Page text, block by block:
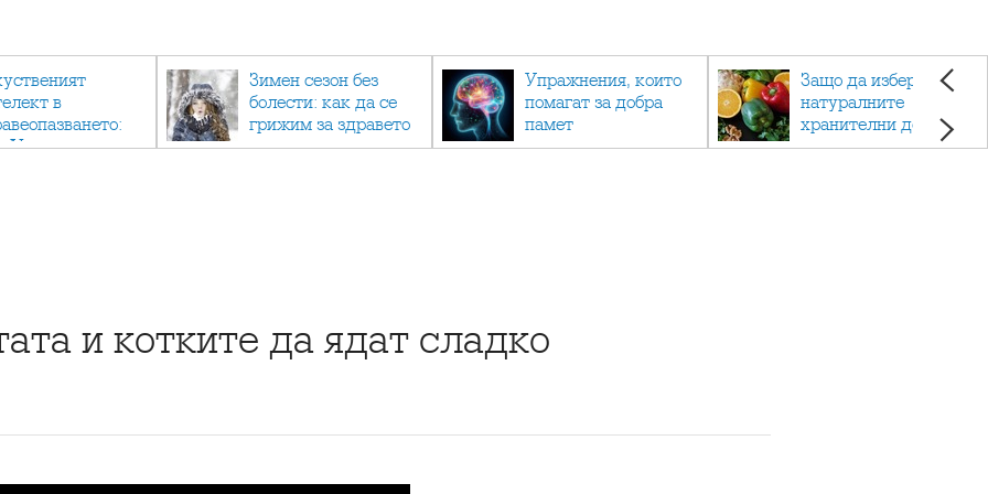
в
AI променя
Зимен сезон без
болести: как да се
грижим за здравето
си в студените
Упражнения, които
помагат за добра
памет
Защо да изберете
натуралните
хранителни добавки
пред синтетичните?
и котките да ядат сладко